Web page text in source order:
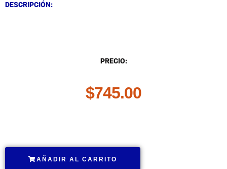
DESCRIPCIÓN:
PRECIO:
$745.00
AÑADIR AL CARRITO